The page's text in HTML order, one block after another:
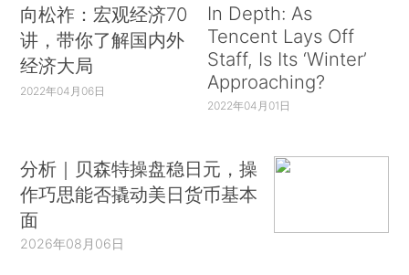
向松祚：宏观经济70
讲，带你了解国内外
经济大局
2022年04月06日
In Depth: As
Tencent Lays Off
Staff, Is Its ‘Winter’
Approaching?
2022年04月01日
分析｜贝森特操盘稳日元，操
作巧思能否撬动美日货币基本
面
2026年08月06日